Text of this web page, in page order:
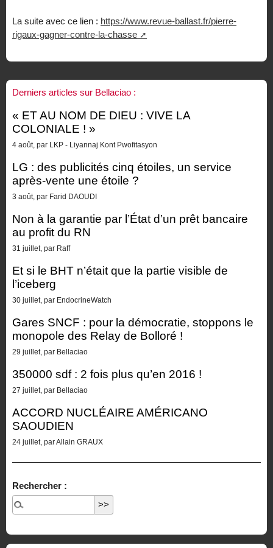
La suite avec ce lien : https://www.revue-ballast.fr/pierre-
rigaux-gagner-contre-la-chasse
Derniers articles sur Bellaciao :
« ET AU NOM DE DIEU : VIVE LA
COLONIALE ! »
4 août, par LKP - Liyannaj Kont Pwofitasyon
LG : des publicités cinq étoiles, un service
après-vente une étoile ?
3 août, par Farid DAOUDI
Non à la garantie par l’État d’un prêt bancaire
au profit du RN
31 juillet, par Raff
Et si le BHT n’était que la partie visible de
l’iceberg
30 juillet, par EndocrineWatch
Gares SNCF : pour la démocratie, stoppons le
monopole des Relay de Bolloré !
29 juillet, par Bellaciao
350000 sdf : 2 fois plus qu’en 2016 !
27 juillet, par Bellaciao
ACCORD NUCLÉAIRE AMÉRICANO
SAOUDIEN
24 juillet, par Allain GRAUX
Rechercher :